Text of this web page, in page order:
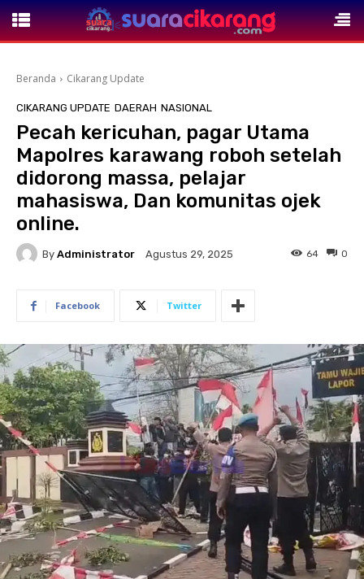
Beranda Cikarang Update
CIKARANG UPDATE DAERAH NASIONAL
Pecah kericuhan, pagar Utama
Mapolres karawang roboh setelah
didorong massa, pelajar
mahasiswa, Dan komunitas ojek
online.
By Administrator Agustus 29, 2025 0
64
Facebook Twitter